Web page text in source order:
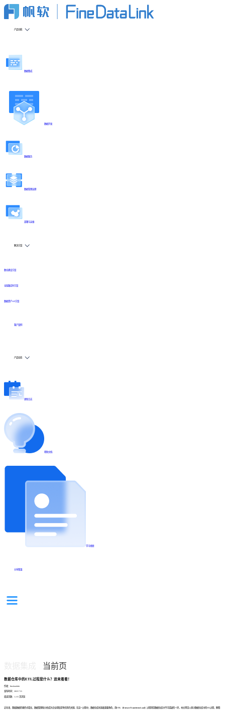
产品功能
数据集成
数据开发
数据服务
数据管理治理
部署与运维
解决方案
数仓建设方案
全链路实时方案
数据资产API方案
客户案例
产品动态
更新日志
帮助文档
学习视频
分享集锦
当前页
数据仓库中的ETL过程是什么？进来看看！
作者：finedatalink
发布时间：2023.7.31
阅读次数：1,115 次浏览
近年来，随着数据的爆炸式增长，数据管理和分析成为企业获取竞争优势的关键。在这一过程中，数据仓库扮演着重要角色，而 ETL（Extract-Transform-Load） 过程则是数据仓库中不可或缺的一环。本文将深入探讨数据仓库中的ETL过程，解释